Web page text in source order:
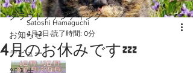
クラウドファンディング
お知らせ
デビュー
4月のお休みです💤
Satoshi Hamaguchi
4月2日 読了時間: 0分